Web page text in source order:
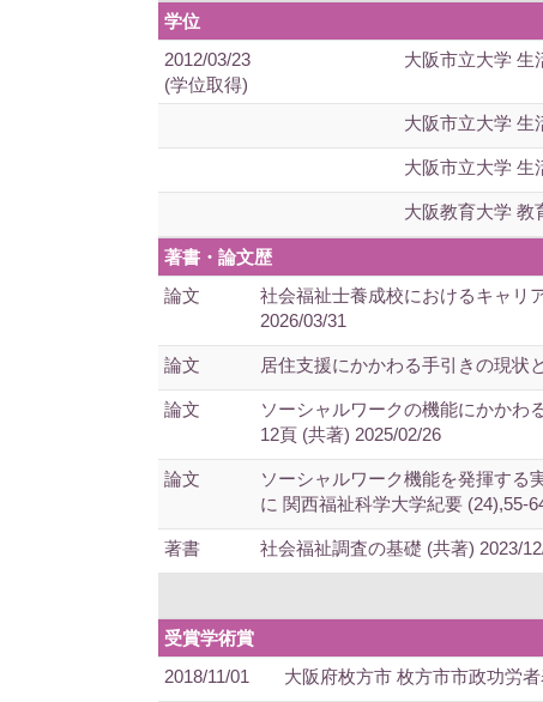
学位
2012/03/23
(学位取得)
大阪市立大学 生
大阪市立大学
大阪市立大学
大阪教育大学
著書・論文歴
論文
社会福祉士養成校におけるキャリ
2026/03/31
論文 居住支援にかかわる手引きの現状
論文
ソーシャルワークの機能にかかわ
12頁 (共著) 2025/02/26
論文
ソーシャルワーク機能を発揮する
に 関西福祉科学大学紀要 (24),55-
著書 社会福祉調査の基礎 (共著) 2023/
受賞学術賞
2018/11/01
大阪府枚方市 枚方市市政功労